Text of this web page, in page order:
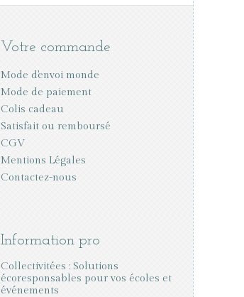
Votre commande
Mode d'envoi monde
Mode de paiement
Colis cadeau
Satisfait ou remboursé
CGV
Mentions Légales
Contactez-nous
Information pro
Collectivitées : Solutions
écoresponsables pour vos écoles et
événements